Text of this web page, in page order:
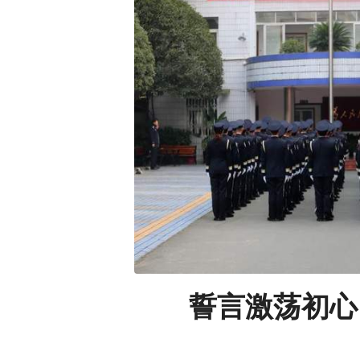
誓言激荡初